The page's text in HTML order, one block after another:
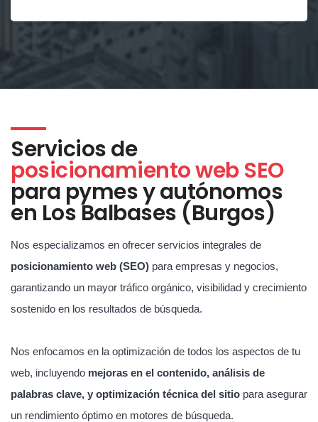
Servicios de
posicionamiento web SEO
para pymes y autónomos
en Los Balbases (Burgos)
Nos especializamos en ofrecer servicios integrales de
posicionamiento web (SEO) para empresas y negocios,
garantizando un mayor tráfico orgánico, visibilidad y crecimiento
sostenido en los resultados de búsqueda.
Nos enfocamos en la optimización de todos los aspectos de tu
web, incluyendo mejoras en el contenido, análisis de
palabras clave, y optimización técnica del sitio para asegurar
un rendimiento óptimo en motores de búsqueda.